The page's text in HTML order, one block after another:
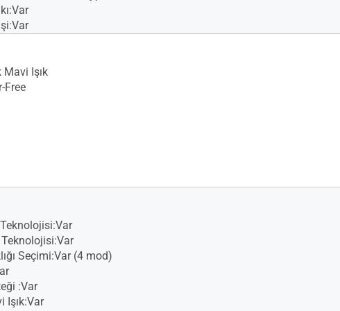
Mavi Işık
Free
Seçimi:Var (4 mod)
:Var
Işık:Var